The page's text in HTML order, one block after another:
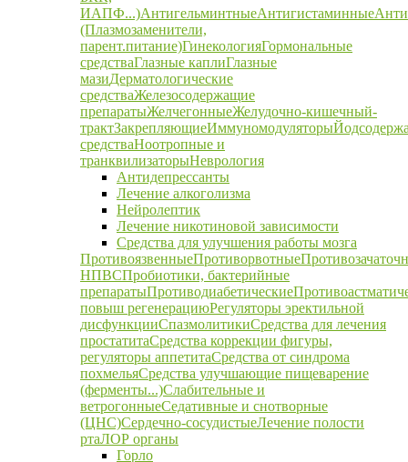
ИАПФ...)АнтигельминтныеАнтигистаминные
(Плазмозаменители,
парент.питание)ГинекологияГормональные
средстваГлазные каплиГлазные
мазиДерматологические
средстваЖелезосодержащие
препаратыЖелчегонныеЖелудочно-кишечный-
трактЗакрепляющиеИммуномодуляторы
средстваНоотропные и
транквилизаторыНеврология
Антидепрессанты
Лечение алкоголизма
Нейролептик
Лечение никотиновой зависимости
Средства для улучшения работы мозга
ПротивоязвенныеПротиворвотные
НПВСПробиотики, бактерийные
препаратыПротиводиабетические
повыш регенерациюРегуляторы эректильной
дисфункцииСпазмолитикиСредства для лечения
простатитаСредства коррекции фигуры,
регуляторы аппетитаСредства от синдрома
похмельяСредства улучшающие пищеварение
(ферменты...)Слабительные и
ветрогонныеСедативные и снотворные
(ЦНС)Сердечно-сосудистыеЛечение полости
ртаЛОР органы
Горло